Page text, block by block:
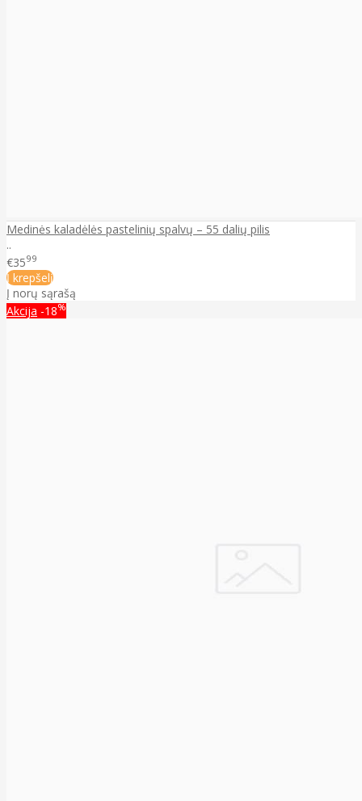
Medinės kaladėlės pastelinių spalvų – 55 dalių pilis
..
€3599
Į krepšelį
Į norų sąrašą
Akcija -18%